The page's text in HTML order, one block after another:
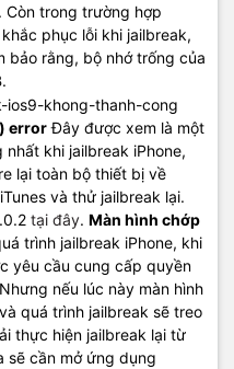
Còn trong trường hợp
phục lỗi khi jailbreak,
bảo rằng, bộ nhớ trống của
errorĐây được xem là một
khi jailbreak iPhone,
lại toàn bộ thiết bị về
và thử jailbreak lại.
tại đây. Màn hình chớp
trình jailbreak iPhone, khi
yêu cầu cung cấp quyền
nếu lúc này màn hình
quá trình jailbreak sẽ treo
thực hiện jailbreak lại từ
sẽ cần mở ứng dụng